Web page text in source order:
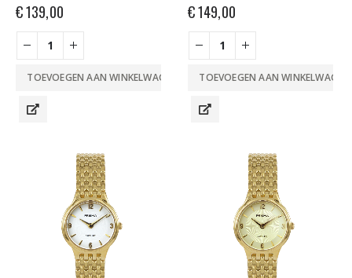
€139,00
TOEVOEGEN AAN WINKELWAGEN
€149,00
TOEVOEGEN AAN WINKELWAGEN